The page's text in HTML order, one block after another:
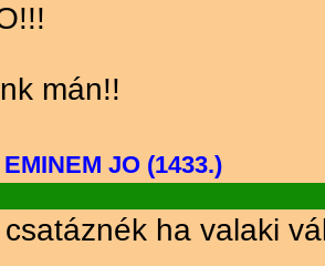
mán!!
EMINEM JO (1433.)
ha valaki